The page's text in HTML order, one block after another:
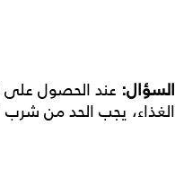
السؤال: عند الحصول على
الغذاء، يجب الحد من